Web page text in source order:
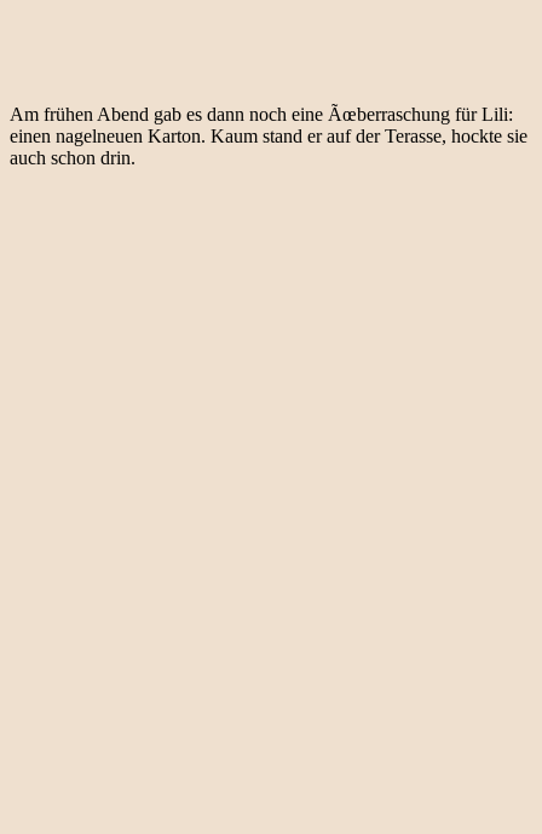
Am frühen Abend gab es dann noch eine Ãœberraschung für Lili:
einen nagelneuen Karton. Kaum stand er auf der Terasse, hockte sie
auch schon drin.